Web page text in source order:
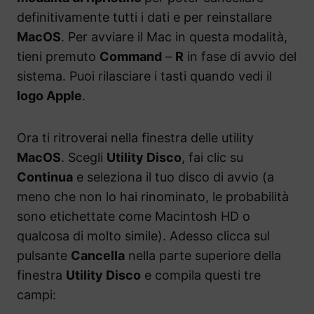
definitivamente tutti i dati e per reinstallare
MacOS. Per avviare il Mac in questa modalità,
tieni premuto Command – R in fase di avvio del
sistema. Puoi rilasciare i tasti quando vedi il
logo Apple.
Ora ti ritroverai nella finestra delle utility
MacOS. Scegli Utility Disco, fai clic su
Continua e seleziona il tuo disco di avvio (a
meno che non lo hai rinominato, le probabilità
sono etichettate come Macintosh HD o
qualcosa di molto simile). Adesso clicca sul
pulsante Cancella nella parte superiore della
finestra Utility Disco e compila questi tre
campi: